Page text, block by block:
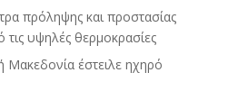
πρόληψης και προστασίας
υψηλές θερμοκρασίες
έστειλε ηχηρό